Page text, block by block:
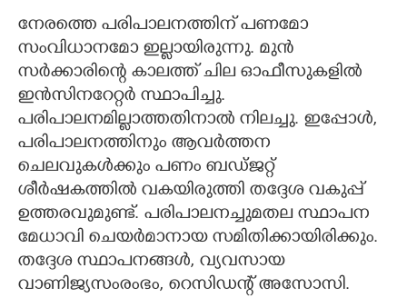
നേരത്തെ പരിപാലനത്തിന് പണമോ
സംവിധാനമോ ഇല്ലായിരുന്നു. മുൻ
സർക്കാരിന്റെ കാലത്ത് ചില ഓഫീസുകളിൽ
ഇൻസിനറേറ്റർ സ്ഥാപിച്ചു.
പരിപാലനമില്ലാത്തതിനാൽ നിലച്ചു. ഇപ്പോൾ,
പരിപാലനത്തിനും ആവർത്തന
ചെലവുകൾക്കും പണം ബഡ്ജറ്റ്
ശീർഷകത്തിൽ വകയിരുത്തി തദ്ദേശ വകുപ്പ്
ഉത്തരവുമുണ്ട്. പരിപാലനച്ചുമതല സ്ഥാപന
മേധാവി ചെയർമാനായ സമിതിക്കായിരിക്കും.
തദ്ദേശ സ്ഥാപനങ്ങൾ, വ്യവസായ
വാണിജ്യസംരംഭം, റെസിഡന്റ് അസോസി.